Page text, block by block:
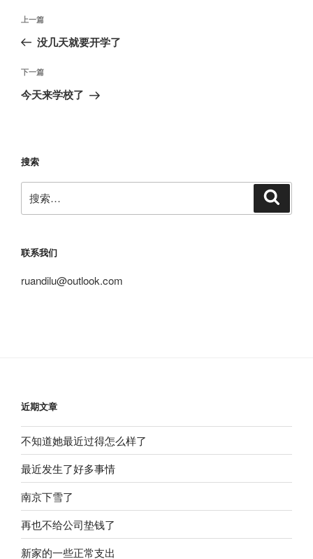
文
导
航
上
一
文
章
上一篇
没几天就要开学了
下
一
下一篇
今天来学校了
搜索
索：
联系我们
ruandilu@outlook.com
近期文章
不知道她最近过得怎么样了
最近发生了好多事情
南京下雪了
再也不给公司垫钱了
新家的一些正常支出